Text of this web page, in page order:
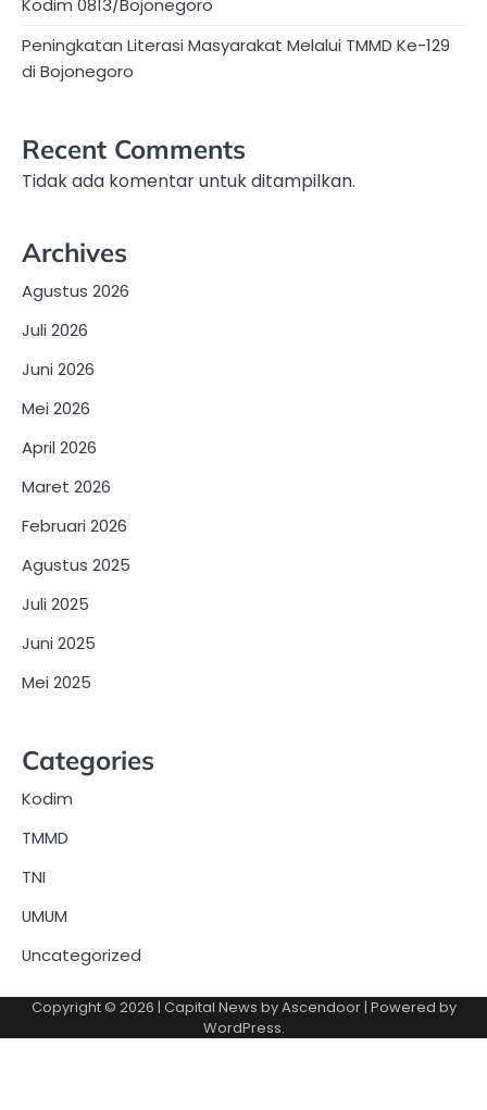
Peningkatan Literasi Masyarakat Melalui TMMD Ke-129
di Bojonegoro
Recent Comments
Tidak ada komentar untuk ditampilkan.
Archives
Agustus 2026
Juli 2026
Juni 2026
Mei 2026
April 2026
Maret 2026
Februari 2026
Agustus 2025
Juli 2025
Juni 2025
Mei 2025
Categories
Kodim
TMMD
TNI
UMUM
Uncategorized
Copyright © 2026 | Capital News byAscendoor| Powered by
WordPress.